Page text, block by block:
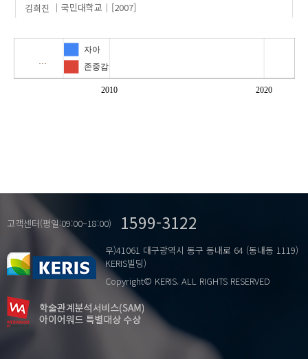
김희진
국민대학교 [2007]
…
2010 2020
자아
존중감
고객센터(평일:09:00~18:00) 1599-3122
우)41061 대구광역시 동구 동내로 64 (동내동 1119)
KERIS빌딩)
Copyright© KERIS. ALL RIGHTS RESERVED